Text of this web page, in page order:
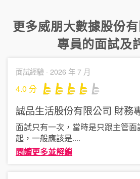
更多威朋大數據股份
專員的面試及
面試經驗 · 2026 年 7 月
4.0 分
誠品生活股份有限公司 財務
面試只有一次，當時是只跟主管
起，一般應該是....
閱讀更多並解鎖